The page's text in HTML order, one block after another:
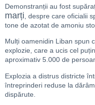
Demonstranții au fost
marți , despre care oficialii
tone de azotat de amoniu
Mulți oamenidin Liban spun
explozie, care a ucis cel
aproximativ 5.000 de
Explozia a distrus districte
întreprinderi reduse la
dispărute.